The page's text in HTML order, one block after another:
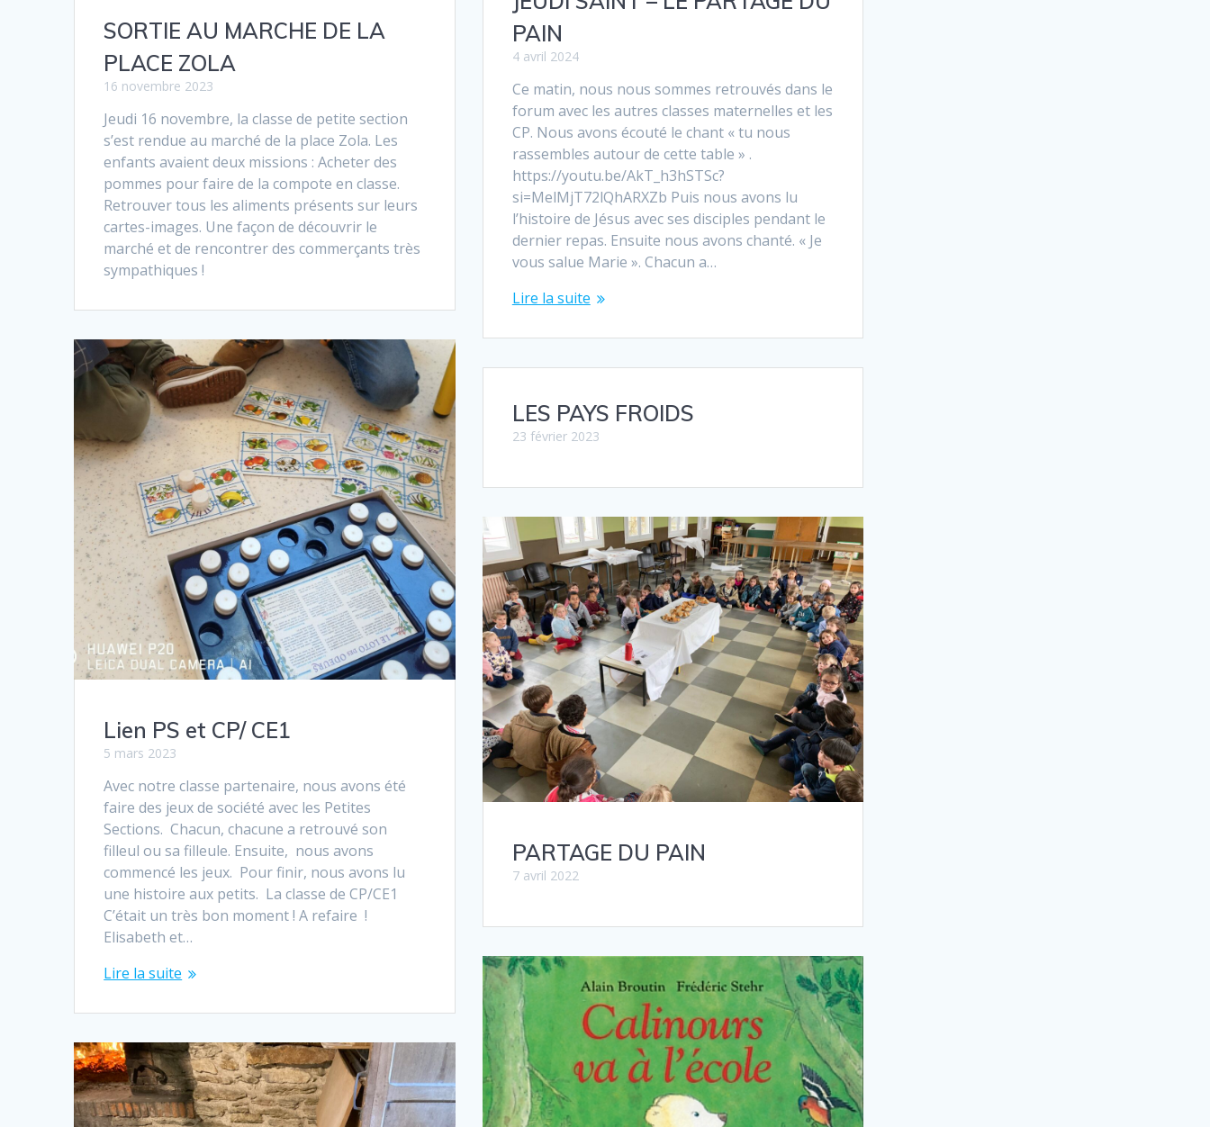
PAIN
4 avril 2024
Ce matin, nous nous sommes retrouvés dans le
forum avec les autres classes maternelles et les
CP. Nous avons écouté le chant « tu nous
rassembles autour de cette table » .
https://youtu.be/AkT_h3hSTSc?
si=MelMjT72lQhARXZb Puis nous avons lu
l’histoire de Jésus avec ses disciples pendant le
dernier repas. Ensuite nous avons chanté. « Je
vous salue Marie ». Chacun a…
Lire la suite
SORTIE AU MARCHE DE LA
PLACE ZOLA
16 novembre 2023
Jeudi 16 novembre, la classe de petite section
s’est rendue au marché de la place Zola. Les
enfants avaient deux missions : Acheter des
pommes pour faire de la compote en classe.
Retrouver tous les aliments présents sur leurs
cartes-images. Une façon de découvrir le
marché et de rencontrer des commerçants très
sympathiques !
Lien PS et CP/ CE1
5 mars 2023
Avec notre classe partenaire, nous avons été
faire des jeux de société avec les Petites
Sections. Chacun, chacune a retrouvé son
filleul ou sa filleule. Ensuite, nous avons
commencé les jeux. Pour finir, nous avons lu
une histoire aux petits. La classe de CP/CE1
C’était un très bon moment ! A refaire !
Elisabeth et…
Lire la suite
LES PAYS FROIDS
23 février 2023
PARTAGE DU PAIN
7 avril 2022